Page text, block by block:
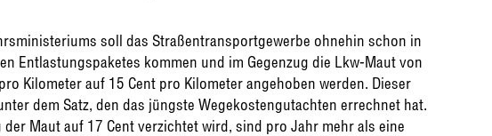
soll das Straßentransportgewerbe ohnehin schon in
Entlastungspaketes kommen und im Gegenzug die Lkw-Maut von
Kilometer auf 15 Cent pro Kilometer angehoben werden. Dieser
dem Satz, den das jüngste Wegekostengutachten errechnet hat.
der Maut auf 17 Cent verzichtet wird, sind pro Jahr mehr als eine